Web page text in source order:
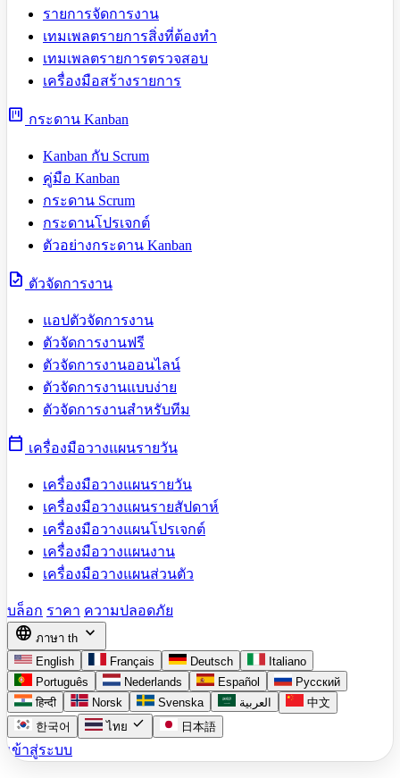
รายการจัดการงาน
เทมเพลตรายการสิ่งที่ต้องทำ
เทมเพลตรายการตรวจสอบ
เครื่องมือสร้างรายการ
view_kanban กระดาน Kanban
Kanban กับ Scrum
คู่มือ Kanban
กระดาน Scrum
กระดานโปรเจกต์
ตัวอย่างกระดาน Kanban
task ตัวจัดการงาน
แอปตัวจัดการงาน
ตัวจัดการงานฟรี
ตัวจัดการงานออนไลน์
ตัวจัดการงานแบบง่าย
ตัวจัดการงานสำหรับทีม
calendar_today เครื่องมือวางแผนรายวัน
เครื่องมือวางแผนรายวัน
เครื่องมือวางแผนรายสัปดาห์
เครื่องมือวางแผนโปรเจกต์
เครื่องมือวางแผนงาน
เครื่องมือวางแผนส่วนตัว
บล็อก ราคา ความปลอดภัย
language ภาษา th expand_more
English Français Deutsch
Italiano
Português
Nederlands Español
Русский
हिन्दी
Norsk Svenska العربية
中文
한국어
ไทย check 日本語
เข้าสู่ระบบ